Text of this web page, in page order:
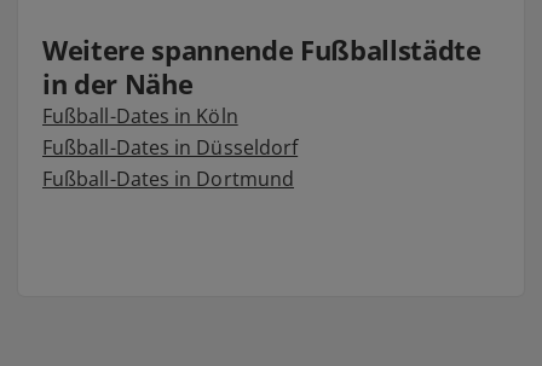
Weitere spannende Fußballstädte
in der Nähe
Fußball-Dates in Köln
Fußball-Dates in Düsseldorf
Fußball-Dates in Dortmund